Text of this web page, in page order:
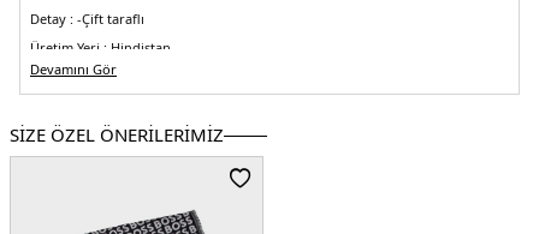
Detay : -Çift taraflı
Üretim Yeri : Hindistan
5DK150518661001.07
Devamını Gör
SİZE ÖZEL ÖNERİLERİMİZ